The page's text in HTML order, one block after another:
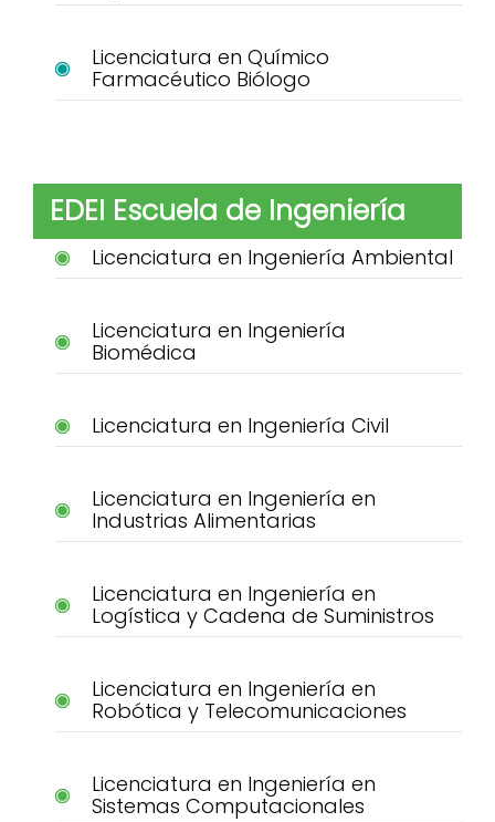
Licenciatura en Químico
Farmacéutico Biólogo
EDEI Escuela de Ingeniería
Licenciatura en Ingeniería Ambiental
Licenciatura en Ingeniería
Biomédica
Licenciatura en Ingeniería Civil
Licenciatura en Ingeniería en
Industrias Alimentarias
Licenciatura en Ingeniería en
Logística y Cadena de Suministros
Licenciatura en Ingeniería en
Robótica y Telecomunicaciones
Licenciatura en Ingeniería en
Sistemas Computacionales